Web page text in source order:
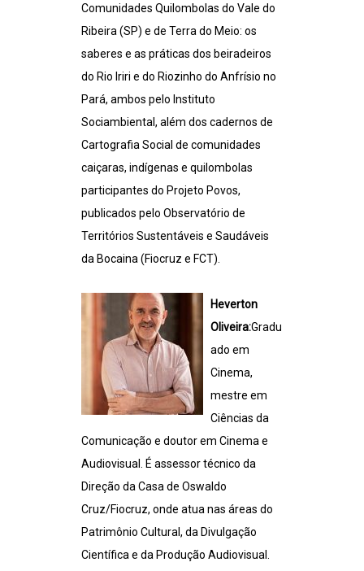
Comunidades Quilombolas do Vale do
Ribeira (SP) e de Terra do Meio: os
saberes e as práticas dos beiradeiros
do Rio Iriri e do Riozinho do Anfrísio no
Pará, ambos pelo Instituto
Sociambiental, além dos cadernos de
Cartografia Social de comunidades
caiçaras, indígenas e quilombolas
participantes do Projeto Povos,
publicados pelo Observatório de
Territórios Sustentáveis e Saudáveis
da Bocaina (Fiocruz e FCT).
Heverton
Oliveira:Gradu
ado em
Cinema,
mestre em
Ciências da
Comunicação e doutor em Cinema e
Audiovisual. É assessor técnico da
Direção da Casa de Oswaldo
Cruz/Fiocruz, onde atua nas áreas do
Patrimônio Cultural, da Divulgação
Científica e da Produção Audiovisual.